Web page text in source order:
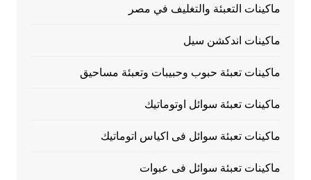
ماكينات التعبئة والتغليف في مصر
ماكينات اندكشن سيل
ماكينات تعبئة حبوب وحبيبات وتعبئة مساحيق
ماكينات تعبئة سوائل اوتوماتيك
ماكينات تعبئة سوائل فى اكياس اتوماتيك
ماكينات تعبئة سوائل فى عبوات